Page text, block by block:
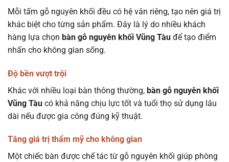
Mỗi tấm gỗ nguyên khối đều có hệ vân riêng, tạo nên giá trị
khác biệt cho từng sản phẩm. Đây là lý do nhiều khách
hàng lựa chọn bàn gỗ nguyên khối Vũng Tàu để tạo điểm
nhấn cho không gian sống.
Độ bền vượt trội
Khác với nhiều loại bàn thông thường, bàn gỗ nguyên khối
Vũng Tàu có khả năng chịu lực tốt và tuổi thọ sử dụng lâu
dài nếu được gia công đúng kỹ thuật.
Tăng giá trị thẩm mỹ cho không gian
Một chiếc bàn được chế tác từ gỗ nguyên khối giúp phòng